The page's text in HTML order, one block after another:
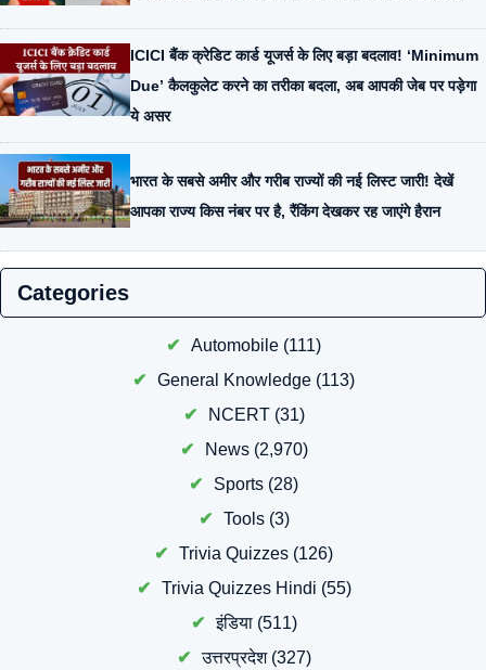
ICICI बैंक क्रेडिट कार्ड यूजर्स के लिए बड़ा बदलाव! ‘Minimum
Due’ कैलकुलेट करने का तरीका बदला, अब आपकी जेब पर पड़ेगा
ये असर
भारत के सबसे अमीर और गरीब राज्यों की नई लिस्ट जारी! देखें
आपका राज्य किस नंबर पर है, रैंकिंग देखकर रह जाएंगे हैरान
Categories
Automobile (111)
General Knowledge (113)
NCERT(31)
News(2,970)
Sports (28)
Tools(3)
Trivia Quizzes (126)
Trivia Quizzes Hindi (55)
इंडिया(511)
उत्तरप्रदेश(327)